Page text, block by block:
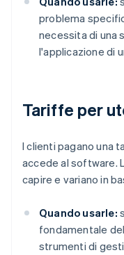
problema
necessita di una
l'applicazione di
Tariffe per
I clienti pagano una
accede al software.
capire e variano in
Quando usarle:
fondamentale
strumenti di